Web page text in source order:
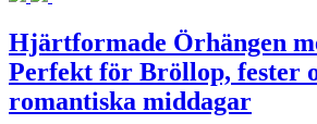
Hjärtformade Örhängen
Perfekt för Bröllop, fester
romantiska middagar